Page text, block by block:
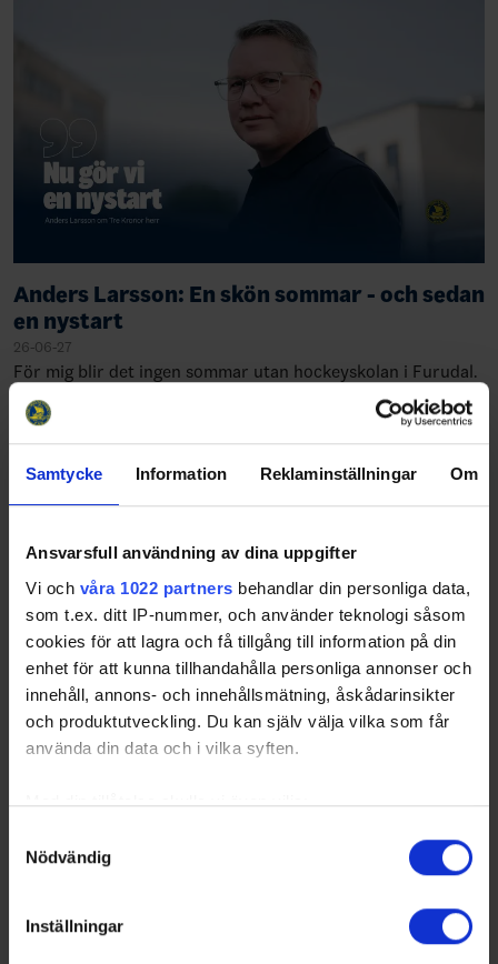
Samtycke Information Reklaminställningar Om
Ansvarsfull användning av dina uppgifter
Vi och våra 1022 partners behandlar din personliga data,
som t.ex. ditt IP-nummer, och använder teknologi såsom
cookies för att lagra och få tillgång till information på din
enhet för att kunna tillhandahålla personliga annonser och
innehåll, annons- och innehållsmätning, åskådarinsikter
och produktutveckling. Du kan själv välja vilka som får
använda din data och i vilka syften.
Med din tillåtelse skulle vi även vilja:
som kan ha en noggrannhet på upp till flera meter
Ta reda på mer om hur dina personliga uppgifter
Nödvändig
Inställningar
Anders Larsson: En skön sommar - och sedan
en nystart
26-06-27
För mig blir det ingen sommar utan hockeyskolan i Furudal.
Det finns inget bättre än att kombinera sommarledigheten i
stugan i Dalarna, med ett eller några besök på hockeyskolan
i Furudal. Den är inne…
Beijer Hockey Games 2027 till Avicii Arena i
Beijer Hockey Games är en del av Euro Hockey Tour och
samlar några av Europas främsta spelare från Sverige,
Finland, Tjeckien och Schweiz. För Tre Kronor herr innebär
ShareFacebook